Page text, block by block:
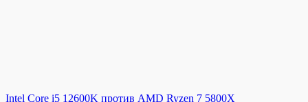
Intel Core i5 12600K против AMD Ryzen 7 5800X